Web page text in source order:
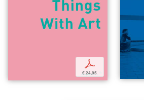
p
€ 24,95